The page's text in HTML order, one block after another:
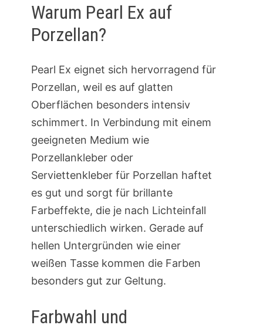
Warum Pearl Ex auf
Porzellan?
Pearl Ex eignet sich hervorragend für
Porzellan, weil es auf glatten
Oberflächen besonders intensiv
schimmert. In Verbindung mit einem
geeigneten Medium wie
Porzellankleber oder
Serviettenkleber für Porzellan haftet
es gut und sorgt für brillante
Farbeffekte, die je nach Lichteinfall
unterschiedlich wirken. Gerade auf
hellen Untergründen wie einer
weißen Tasse kommen die Farben
besonders gut zur Geltung.
Farbwahl und